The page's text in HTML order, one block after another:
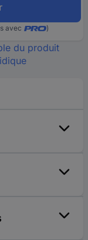
avec )
du produit